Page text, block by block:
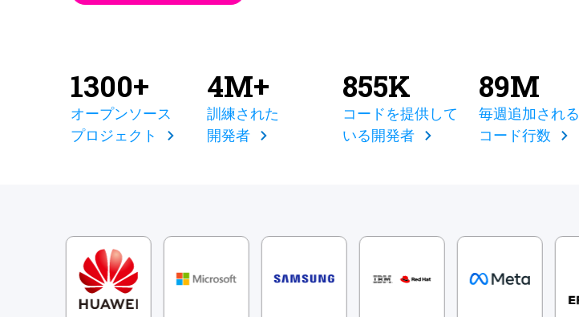
1300+
オープンソース
プロジェクト
4M+
訓練された
開発者
855K
コードを提供して
いる開発者
89M
毎週追加される
コード行数